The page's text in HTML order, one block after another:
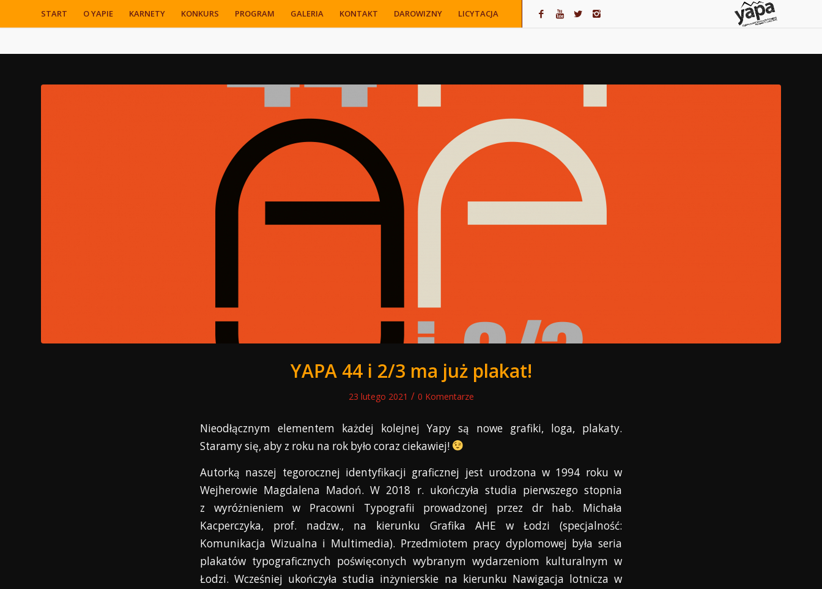
START O YAPIE KARNETY KONKURS PROGRAM GALERIA KONTAKT DAROWIZNY LICYTACJA
YAPA 44 i 2/3 ma już plakat!
23 lutego 2021 / 0 Komentarze
Nieodłącznym elementem każdej kolejnej Yapy są nowe grafiki, loga, plakaty.
Staramy się, aby z roku na rok było coraz ciekawiej!
Autorką naszej tegorocznej identyfikacji graficznej jest urodzona w 1994 roku w
Wejherowie Magdalena Madoń. W 2018 r. ukończyła studia pierwszego stopnia
z wyróżnieniem w Pracowni Typografii prowadzonej przez dr hab. Michała
Kacperczyka, prof. nadzw., na kierunku Grafika AHE w Łodzi (specjalność:
Komunikacja Wizualna i Multimedia). Przedmiotem pracy dyplomowej była seria
plakatów typograficznych poświęconych wybranym wydarzeniom kulturalnym w
Łodzi. Wcześniej ukończyła studia inżynierskie na kierunku Nawigacja lotnicza w